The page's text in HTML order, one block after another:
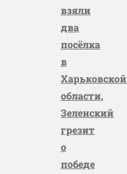
взяли
два
посёлка
в
Харьковской
области,
Зеленский
грезит
о
победе